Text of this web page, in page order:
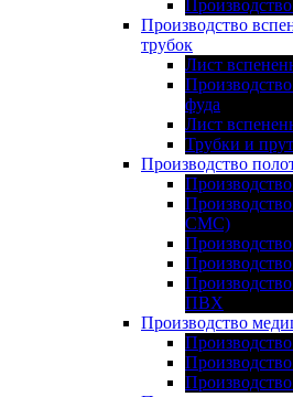
Производство
трубок
Лист
фуда
Лист
Трубки и
Производство
СМС)
ПВХ
Производство